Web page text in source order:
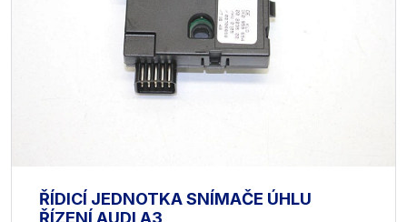
ŘÍDICÍ JEDNOTKA SNÍMAČE ÚHLU